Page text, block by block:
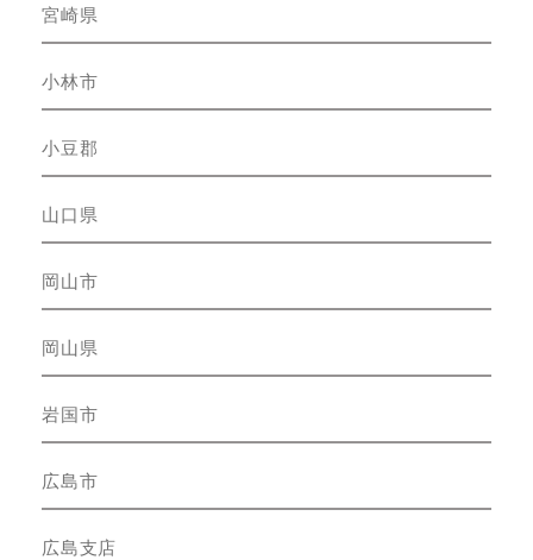
宮崎県
小林市
小豆郡
山口県
岡山市
岡山県
岩国市
広島市
広島支店